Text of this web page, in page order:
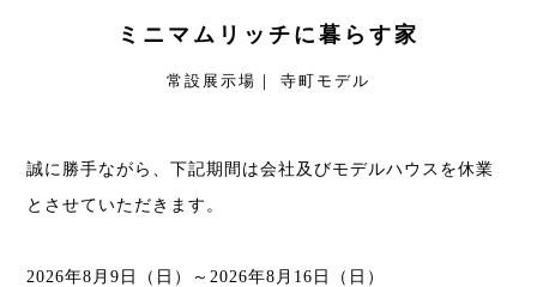
ミニマムリッチに暮らす家
常設展示場｜ 寺町モデル
誠に勝手ながら、下記期間は会社及びモデルハウスを休業
とさせていただきます。
2026年8月9日（日）～2026年8月16日（日）